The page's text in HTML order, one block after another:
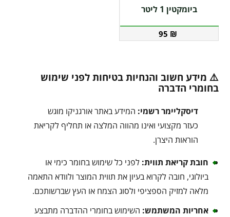
ביומקטין 1 ליטר
95 ₪
⚠️ מידע חשוב והנחיות בטיחות לפני שימוש
בחומרי הדברה
דיסקליימר רשמי: המידע באתר אורגניקו מוגש
כעזר מקצועי ואינו מהווה המלצה או תחליף לקריאת
הוראות היצרן.
חובת קריאת תווית: לפני כל שימוש בחומר כימי או
ביולוגי, חובה לקרוא בעיון את תווית המוצר ולוודא התאמה
מלאה למזיק הספציפי ולסוג הצמח או העץ שברשותכם.
אחריות המשתמש: השימוש בחומרי ההדברה מתבצע